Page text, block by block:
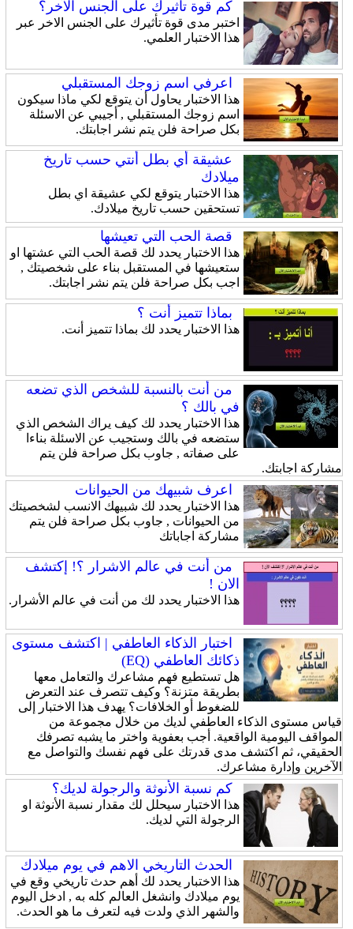
كم قوة تأثيرك على الجنس الآخر؟
اختبر مدى قوة تأثيرك على الجنس الاخر عبر
هذا الاختبار العلمي.
اعرفي اسم زوجك المستقبلي
هذا الاختبار يحاول أن يتوقع لكي ماذا سيكون
اسم زوجك المستقبلي , أجيبي عن الاسئلة
بكل صراحة فلن يتم نشر اجابتك.
عشيقة أي بطل أنتي حسب تاريخ
ميلادك
هذا الاختبار يتوقع لكي عشيقة اي بطل
تستحقين حسب تاريخ ميلادك.
قصة الحب التي تعيشها
هذا الاختبار يحدد لك قصة الحب التي عشتها او
ستعيشها في المستقبل بناء على شخصيتك ,
اجب بكل صراحة فلن يتم نشر اجابتك.
بماذا تتميز أنت ؟
هذا الاختبار يحدد لك بماذا تتميز أنت.
من أنت بالنسبة للشخص الذي تضعه
في بالك ؟
هذا الاختبار يحدد لك كيف يراك الشخص الذي
ستضعه في بالك وستجيب عن الاسئلة بناءا
على صفاته , جاوب بكل صراحة فلن يتم
مشاركة اجابتك.
اعرف شبيهك من الحيوانات
هذا الاختبار يحدد لك شبيهك الانسب لشخصيتك
من الحيوانات , جاوب بكل صراحة فلن يتم
مشاركة اجاباتك
من أنت في عالم الاشرار ؟! إكتشف
الان !
هذا الاختبار يحدد لك من أنت في عالم الأشرار.
اختبار الذكاء العاطفي | اكتشف مستوى
ذكائك العاطفي (EQ)
هل تستطيع فهم مشاعرك والتعامل معها
بطريقة متزنة؟ وكيف تتصرف عند التعرض
للضغوط أو الخلافات؟ يهدف هذا الاختبار إلى
قياس مستوى الذكاء العاطفي لديك من خلال مجموعة من
المواقف اليومية الواقعية. أجب بعفوية واختر ما يشبه تصرفك
الحقيقي، ثم اكتشف مدى قدرتك على فهم نفسك والتواصل مع
الآخرين وإدارة مشاعرك.
كم نسبة الأنوثة والرجولة لديك؟
هذا الاختبار سيحلل لك مقدار نسبة الأنوثة او
الرجولة التي لديك.
الحدث التاريخي الاهم في يوم ميلادك
هذا الاختبار يحدد لك أهم حدث تاريخي وقع في
يوم ميلادك وانشغل العالم كله به , ادخل اليوم
والشهر الذي ولدت فيه لتعرف ما هو الحدث.